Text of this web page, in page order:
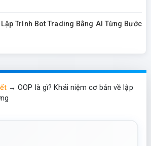
Trình Bot Trading Bằng AI Từng Bước
→OOP là gì? Khái niệm cơ bản về lập